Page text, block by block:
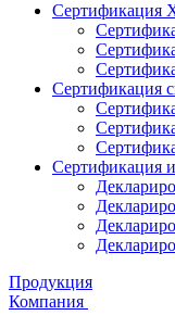
Сертификация
Сертификация
Продукция
Компания